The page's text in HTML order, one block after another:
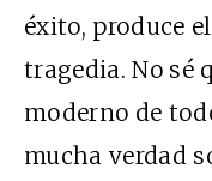
éxito, produce
tragedia. No sé
moderno de
mucha verdad